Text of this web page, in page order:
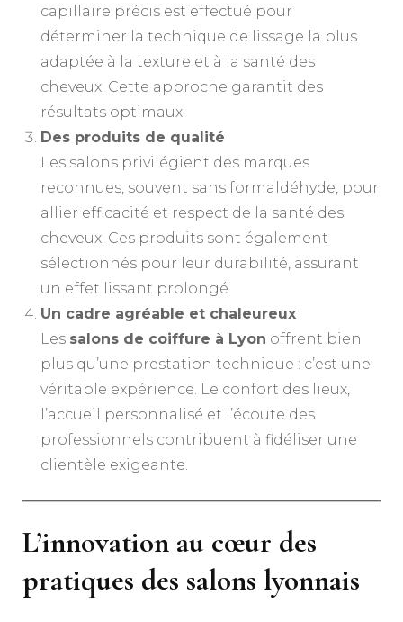
capillaire précis est effectué pour
déterminer la technique de lissage la plus
adaptée à la texture et à la santé des
cheveux. Cette approche garantit des
résultats optimaux.
Des produits de qualité
Les salons privilégient des marques
reconnues, souvent sans formaldéhyde, pour
allier efficacité et respect de la santé des
cheveux. Ces produits sont également
sélectionnés pour leur durabilité, assurant
un effet lissant prolongé.
Un cadre agréable et chaleureux
Les salons de coiffure à Lyon offrent bien
plus qu’une prestation technique : c’est une
véritable expérience. Le confort des lieux,
l’accueil personnalisé et l’écoute des
professionnels contribuent à fidéliser une
clientèle exigeante.
L’innovation au cœur des
pratiques des salons lyonnais